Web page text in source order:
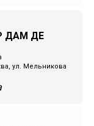
ДАМ ДЕ
ул. Мельникова